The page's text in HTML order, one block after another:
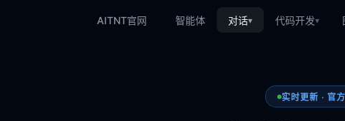
AITNT官网 智能体 对话▾ 代码开发▾
实时更新 · 官